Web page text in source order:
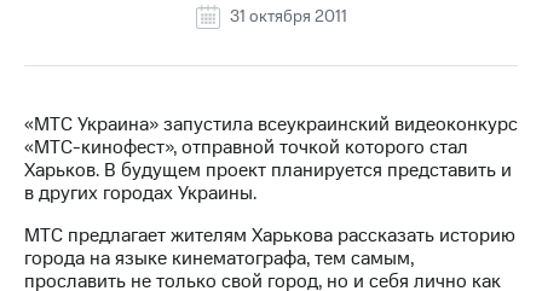
информация
Контакты
Медиа-центр
Пресс-
релизы
МТС
о технологиях
31 октября 2011
«МТС Украина» запустила всеукраинский видеоконкурс
«МТС-кинофест», отправной точкой которого стал
Харьков. В будущем проект планируется представить и
в других городах Украины.
МТС предлагает жителям Харькова рассказать историю
города на языке кинематографа, тем самым,
прославить не только свой город, но и себя лично как